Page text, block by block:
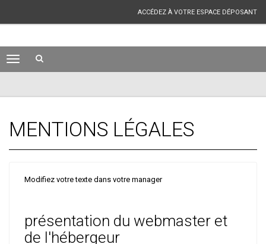
ACCÉDEZ À VOTRE ESPACE DÉPOSANT
MENTIONS LÉGALES
Modifiez votre texte dans votre manager
présentation du webmaster et
de l'hébergeur